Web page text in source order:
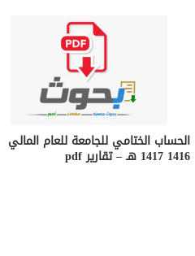
الحساب الختامي للجامعة للعام المالي
1416 1417 هـ – تقارير pdf